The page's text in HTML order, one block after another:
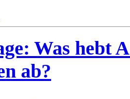
Was hebt
ab?